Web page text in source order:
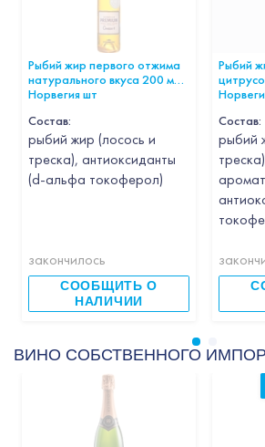
Рыбий жир первого отжима
натурального вкуса 200 мл.
Норвегия шт
Состав:
рыбий жир (лосось и
треска), антиоксиданты
(d-альфа токоферол)
закончилось
СООБЩИТЬ О
НАЛИЧИИ
Рыбий
Состав:
рыбий
ВИНО СОБСТВЕННОГО